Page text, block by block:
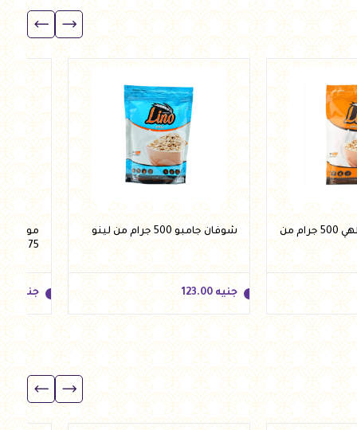
جنيه 296.00
أضف للسلة
جنيه 92.50
أضف للسلة
شوفان سريع الطهي 500 جرام من
شوفان جامبو 500 جرام من لينو
جنيه 123.00
جنيه 123.00
موسلي
375 جرام من لينو
جنيه
جنيه